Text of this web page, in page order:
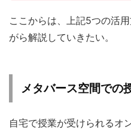
ここからは、上記5つの活
がら解説していきたい。
メタバース空間での
自宅で授業が受けられるオ